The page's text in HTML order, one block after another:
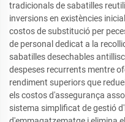
tradicionals de sabatilles
inversions en existències
costos de substitució per
de personal dedicat a la
sabatilles desechables
despeses recurrents mentre
rendiment superiors que
els costos d'assegurança
sistema simplificat de gestió